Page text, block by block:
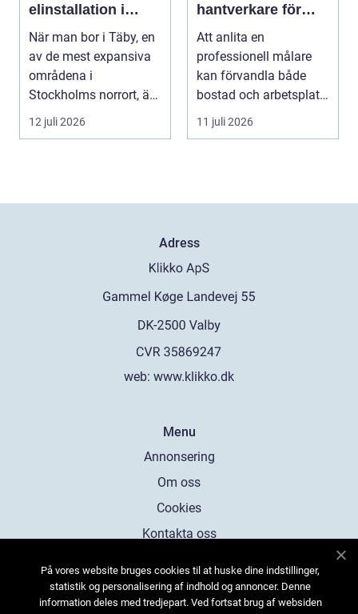
elinstallation i
norrort
När man bor i Täby, en
av de mest expansiva
områdena i
Stockholms norrort, är
b...
12 juli 2026
hantverkare för
hem och företag
Att anlita en
professionell målare
kan förvandla både
bostad och arbetsplats
på kort tid. Färger, yt...
11 juli 2026
Adress
web: www.klikko.dk
Menu
Annonsering
Om oss
Cookies
Kontakta oss
På vores website bruges cookies til at huske dine indstillinger,
statistik og personalisering af indhold og annoncer. Denne
information deles med tredjepart. Ved fortsat brug af websiden